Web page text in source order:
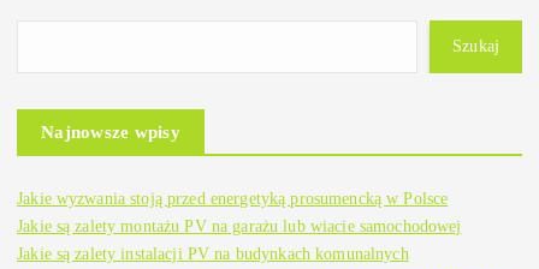
Szukaj
Najnowsze wpisy
Jakie wyzwania stoją przed energetyką prosumencką w Polsce
Jakie są zalety montażu PV na garażu lub wiacie samochodowej
Jakie są zalety instalacji PV na budynkach komunalnych